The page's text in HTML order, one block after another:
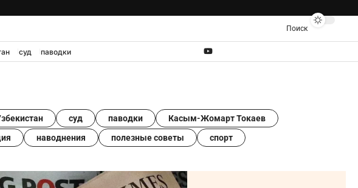
Поиск
суд паводки
суд паводки Касым-Жомарт Токаев
наводнения полезные советы спорт